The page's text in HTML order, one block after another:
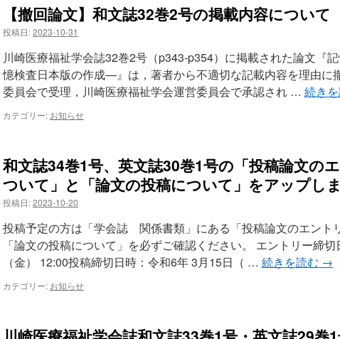
ス
【撤回論文】和文誌32巻2号の掲載内容について
投稿日:2023-10-31
川崎医療福祉学会誌32巻2号（p343-p354）に掲載された論⽂『
憶検査日本版の作成―』は，著者から不適切な記載内容を理由に
委員会で受理，川崎医療福祉学会運営委員会で承認され … 続き
カテゴリー: お知らせ
和文誌34巻1号、英文誌30巻1号の「投稿論文の
ついて」と「論文の投稿について」をアップしま
投稿日:2023-10-20
投稿予定の方は「学会誌 関係書類」にある「投稿論文のエント
「論文の投稿について」を必ずご確認ください。 エントリー締
（金） 12:00投稿締切日時：令和6年 3月15日（ … 続きを読む →
カテゴリー: お知らせ